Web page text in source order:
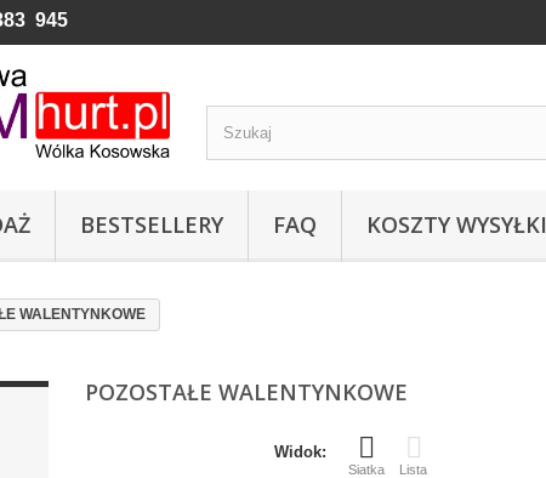
945
BESTSELLERY FAQ KOSZTY WYSYŁKI
WALENTYNKOWE
POZOSTAŁE WALENTYNKOWE
Widok:
Siatka Lista